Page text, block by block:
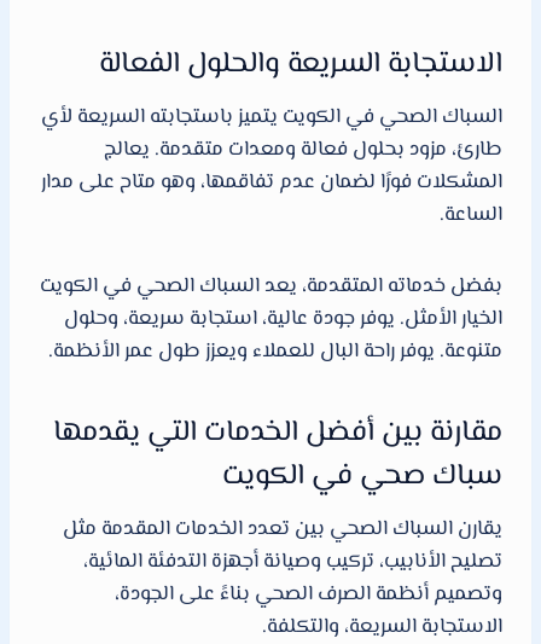
الاستجابة السريعة والحلول الفعالة
السباك الصحي في الكويت يتميز باستجابته السريعة لأي
طارئ، مزود بحلول فعالة ومعدات متقدمة. يعالج
المشكلات فورًا لضمان عدم تفاقمها، وهو متاح على مدار
الساعة.
بفضل خدماته المتقدمة، يعد السباك الصحي في الكويت
الخيار الأمثل. يوفر جودة عالية، استجابة سريعة، وحلول
متنوعة. يوفر راحة البال للعملاء ويعزز طول عمر الأنظمة.
مقارنة بين أفضل الخدمات التي يقدمها
سباك صحي في الكويت
يقارن السباك الصحي بين تعدد الخدمات المقدمة مثل
تصليح الأنابيب، تركيب وصيانة أجهزة التدفئة المائية،
وتصميم أنظمة الصرف الصحي بناءً على الجودة،
الاستجابة السريعة، والتكلفة.